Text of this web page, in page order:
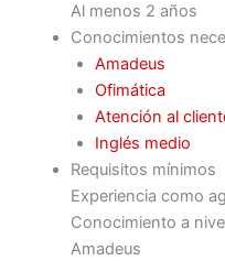
Al menos 2 años
Conocimientos
Amadeus
Ofimática
Atención al
Inglés medio
Requisitos mínimos
Experiencia como
Conocimiento a
Amadeus